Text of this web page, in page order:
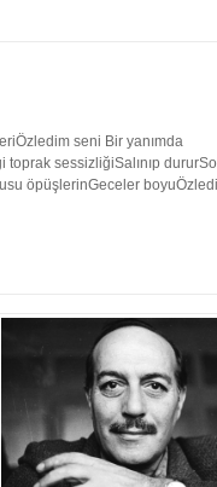
seni Bir yanımda
toprak sessizliğiSalınıp
öpüşlerinGeceler